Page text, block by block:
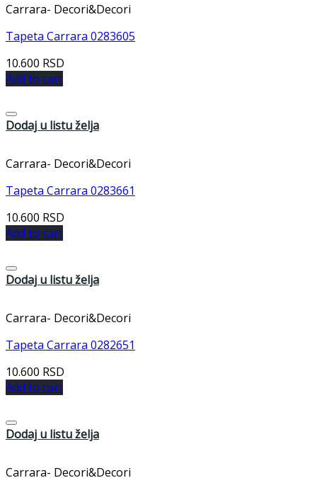
Carrara- Decori&Decori
Tapeta Carrara 0283605
10.600 RSD
Add to cart
Dodaj u listu želja
Carrara- Decori&Decori
Tapeta Carrara 0283661
10.600 RSD
Add to cart
Dodaj u listu želja
Carrara- Decori&Decori
Tapeta Carrara 0282651
10.600 RSD
Add to cart
Dodaj u listu želja
Carrara- Decori&Decori